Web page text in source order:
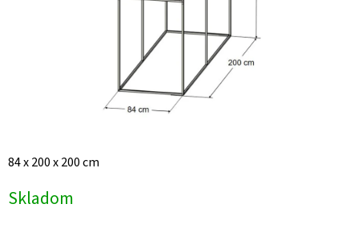
84 x 200 x 200 cm
Skladom